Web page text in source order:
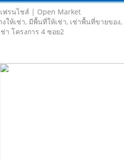
ฟรนไชส์ | Open Market
ห้เช่า, มีพื้นที่ให้เช่า, เช่าพื้นที่ขายของ
ช่า โครงการ 4 ซอย2